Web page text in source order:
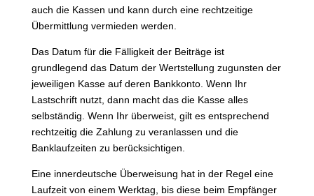
auch die Kassen und kann durch eine rechtzeitige
Übermittlung vermieden werden.
Das Datum für die Fälligkeit der Beiträge ist
grundlegend das Datum der Wertstellung zugunsten der
jeweiligen Kasse auf deren Bankkonto. Wenn Ihr
Lastschrift nutzt, dann macht das die Kasse alles
selbständig. Wenn Ihr überweist, gilt es entsprechend
rechtzeitig die Zahlung zu veranlassen und die
Banklaufzeiten zu berücksichtigen.
Eine innerdeutsche Überweisung hat in der Regel eine
Laufzeit von einem Werktag, bis diese beim Empfänger